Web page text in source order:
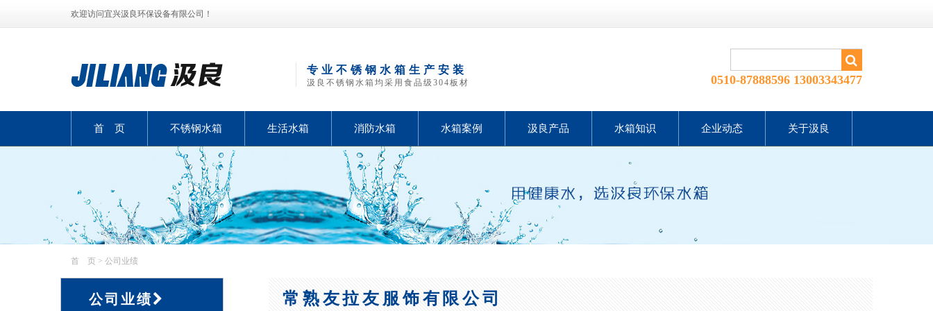
欢迎访问宜兴汲良环保设备有限公司！
专业不锈钢水箱生产安装
汲良不锈钢水箱均采用食品级304板材 0510-87888596 13003343477
首 页 不锈钢水箱 生活水箱 消防水箱 水箱案例 汲良产品 水箱知识 企业动态 关于汲良
首 页 > 公司业绩
公司业绩 常熟友拉友服饰有限公司